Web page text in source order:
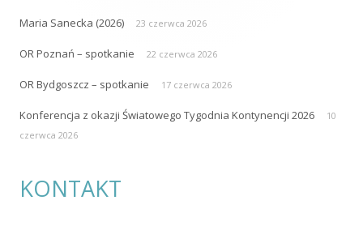
Maria Sanecka (2026) 23 czerwca 2026
OR Poznań – spotkanie 22 czerwca 2026
OR Bydgoszcz – spotkanie 17 czerwca 2026
Konferencja z okazji Światowego Tygodnia Kontynencji 2026
10
czerwca 2026
KONTAKT